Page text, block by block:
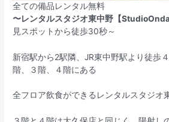
全ての備品レンタル無料
〜レンタルスタジオ東中野【
見スポットから徒歩30秒～
新宿駅から2駅隣、JR東中野駅より徒歩
階、３階、４階にある
全フロア飲食ができるレンタルスタジオ